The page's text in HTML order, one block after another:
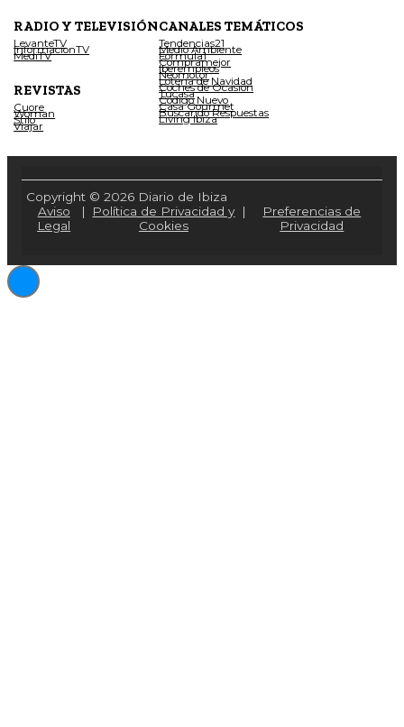
RADIO Y TELEVISIÓN
LevanteTV
InformacionTV
MediTV
REVISTAS
Cuore
Woman
Stilo
Viajar
CANALES TEMÁTICOS
Tendencias21
Medio Ambiente
Fórmula1
Compramejor
Iberempleos
Neomotor
Lotería de Navidad
Coches de Ocasión
Tucasa
Código Nuevo
Casa Gourmet
Buscando Respuestas
Living Ibiza
Copyright © 2026 Diario de Ibiza
Aviso
Legal
|
Política de Privacidad y
Cookies
|
Preferencias de
Privacidad